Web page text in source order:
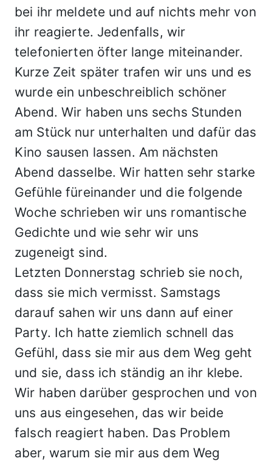
bei ihr meldete und auf nichts mehr von
ihr reagierte. Jedenfalls, wir
telefonierten öfter lange miteinander.
Kurze Zeit später trafen wir uns und es
wurde ein unbeschreiblich schöner
Abend. Wir haben uns sechs Stunden
am Stück nur unterhalten und dafür das
Kino sausen lassen. Am nächsten
Abend dasselbe. Wir hatten sehr starke
Gefühle füreinander und die folgende
Woche schrieben wir uns romantische
Gedichte und wie sehr wir uns
zugeneigt sind.
Letzten Donnerstag schrieb sie noch,
dass sie mich vermisst. Samstags
darauf sahen wir uns dann auf einer
Party. Ich hatte ziemlich schnell das
Gefühl, dass sie mir aus dem Weg geht
und sie, dass ich ständig an ihr klebe.
Wir haben darüber gesprochen und von
uns aus eingesehen, das wir beide
falsch reagiert haben. Das Problem
aber, warum sie mir aus dem Weg